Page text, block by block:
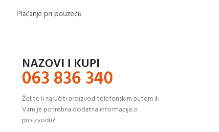
Plaćanje pri pouzeću
NAZOVI I KUPI
063 836 340
Želite li naručiti proizvod telefonskim putem ili
Vam je potrebna dodatna informacija o
proizvodu?